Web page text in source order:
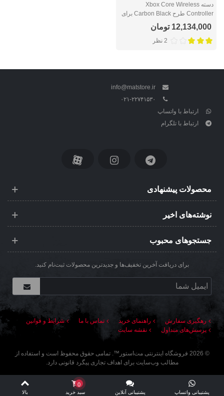
دسته Xbox Core Wireless
Controller طرح Carbon Black برای
ایکس باکس سری ایکس/اس و ایکس
باکس وان
12,134,000 تومان
2 نظر
info@matstore.ir
۰۲۱-۲۲۷۴۱۵۳۰
ارتباط با واتساپ
ارتباط با تلگرام
محصولات پیشنهادی
نوشته‌های اخیر
جستجوهای محبوب
برای دریافت آخرین تخفیف‌ها و جدیدترین محصولات ثبت‌نام کنید.
رهگیری سفارش راهنمای خرید تماس با ما
شرایط و قوانین
پرسش‌های متداول
نقشه سایت
©
2026 فروشگاه اینترنتی مت‌استور ™. تمامی حقوق محفوظ است و استفاده از
مطالب وب‌سایت برای اهداف تجاری پیگرد قانونی دارد.
پشتیبانی واتساپ پشتیبانی آنلاین سبد خرید
0
بالا